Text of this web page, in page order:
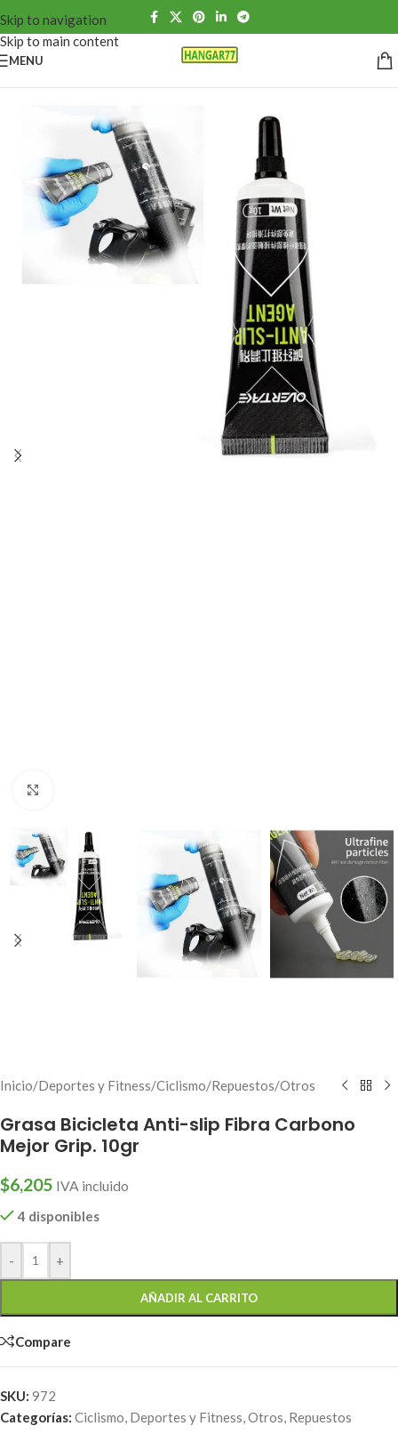
Skip to navigation
Skip to main content
MENU
Inicio/Deportes y Fitness/Ciclismo/Repuestos/Otros
Grasa Bicicleta Anti-slip Fibra Carbono
Mejor Grip. 10gr
$6,205 IVA incluido
4 disponibles
- +
AÑADIR AL CARRITO
Compare
SKU: 972
Categorías: Ciclismo, Deportes y Fitness,Otros, Repuestos